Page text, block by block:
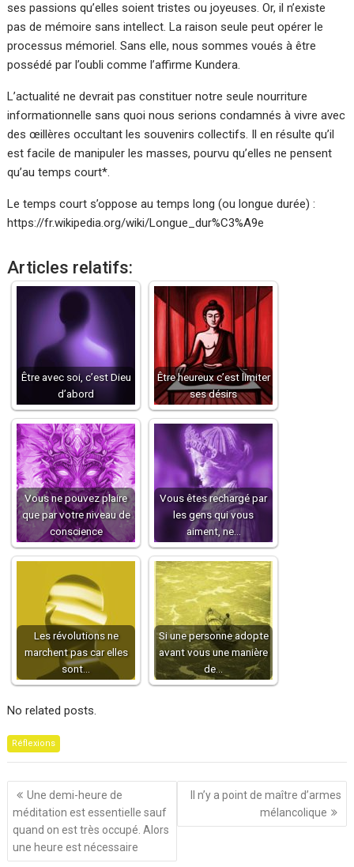
ses passions qu’elles soient tristes ou joyeuses. Or, il n’existe
pas de mémoire sans intellect. La raison seule peut opérer le
processus mémoriel. Sans elle, nous sommes voués à être
possédé par l’oubli comme l’affirme Kundera.
L’actualité ne devrait pas constituer notre seule nourriture
informationnelle sans quoi nous serions condamnés à vivre avec
des œillères occultant les souvenirs collectifs. Il en résulte qu’il
est facile de manipuler les masses, pourvu qu’elles ne pensent
qu’au temps court*.
Le temps court s’oppose au temps long (ou longue durée) :
https://fr.wikipedia.org/wiki/Longue_dur%C3%A9e
Articles relatifs:
Être avec soi, c’est Dieu
d’abord
Être heureux c’est limiter
ses désirs
Vous ne pouvez plaire
que par votre niveau de
conscience
Vous êtes rechargé par
les gens qui vous
aiment, ne…
Les révolutions ne
marchent pas car elles
sont…
Si une personne adopte
avant vous une manière
de…
No related posts.
Réflexions
Navigation
de
l’article
Une demi-heure de
méditation est essentielle sauf
quand on est très occupé. Alors
une heure est nécessaire
Il n’y a point de maître d’armes
mélancolique